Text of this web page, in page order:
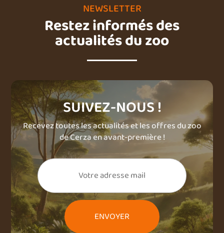
NEWSLETTER
Restez informés des
actualités du zoo
SUIVEZ-NOUS !
Recevez toutes les actualités et les offres du zoo
de Cerza en avant-première !